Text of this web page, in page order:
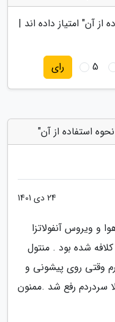
از آن" امتیاز داده اند |
5 رای
استفاده از آن"
24 دی 1401
و ویروس آنفولاتزا
شده بود . منتول
وقتی روی پیشونی و
سردردم رفع شد .ممنون